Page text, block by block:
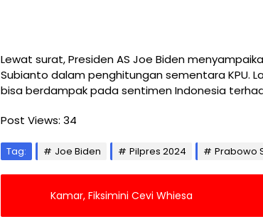
Lewat surat, Presiden AS Joe Biden
Subianto dalam penghitungan sementara KPU.
bisa berdampak pada sentimen Indonesia
Post Views: 34
Tag: Joe Biden Pilpres 2024 Prabowo
Kamar, Fiksimini Cevi Whiesa